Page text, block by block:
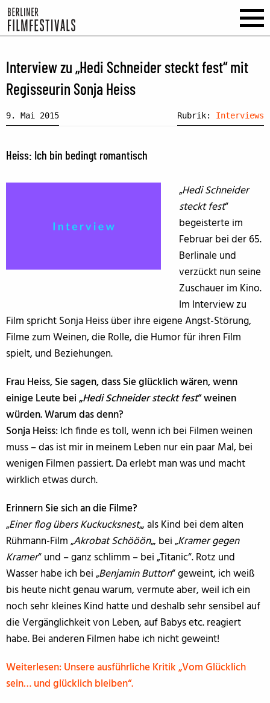
Interview zu „Hedi Schneider steckt fest“ mit
Regisseurin Sonja Heiss
9. Mai 2015 Rubrik: Interviews
Heiss: Ich bin bedingt romantisch
„Hedi Schneider
steckt fest“
begeisterte im
Februar bei der 65.
Berlinale und
verzückt nun seine
Zuschauer im Kino.
Im Interview zu
Film spricht Sonja Heiss über ihre eigene Angst-Störung,
Filme zum Weinen, die Rolle, die Humor für ihren Film
spielt, und Beziehungen.
Frau Heiss, Sie sagen, dass Sie glücklich wären, wenn
einige Leute bei „Hedi Schneider steckt fest“ weinen
würden. Warum das denn?
Sonja Heiss:Ich finde es toll, wenn ich bei Filmen weinen
muss – das ist mir in meinem Leben nur ein paar Mal, bei
wenigen Filmen passiert. Da erlebt man was und macht
wirklich etwas durch.
Erinnern Sie sich an die Filme?
„Einer flog übers Kuckucksnest„, als Kind bei dem alten
Rühmann-Film „Akrobat Schööön„, bei „Kramer gegen
Kramer“ und – ganz schlimm – bei „Titanic“. Rotz und
Wasser habe ich bei „Benjamin Button“ geweint, ich weiß
bis heute nicht genau warum, vermute aber, weil ich ein
noch sehr kleines Kind hatte und deshalb sehr sensibel auf
die Vergänglichkeit von Leben, auf Babys etc. reagiert
habe. Bei anderen Filmen habe ich nicht geweint!
Weiterlesen: Unsere ausführliche Kritik „Vom Glücklich
sein… und glücklich bleiben“.